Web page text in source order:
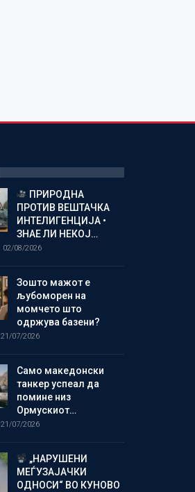
ПРИРОДНА
ПРОТИВ ВЕШТАЧКА
ИНТЕЛИГЕНЦИЈА •
ЗНАЕ ЛИ НЕКОЈ…
02/08/2026
Зошто мажот е
љубоморен на
момчето што
одржува базени?
21/07/2026
Само македонски
танкер успеал да
помине низ
Ормускиот…
21/07/2026
„НАРУШЕНИ
МЕЃУЗАЈАЧКИ
ОДНОСИ“ ВО КУНОВО